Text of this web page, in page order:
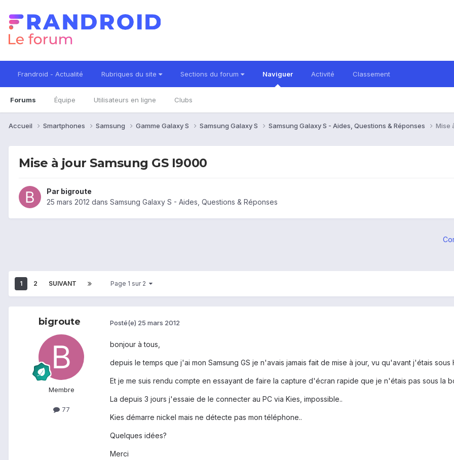
Frandroid - Actualité Rubriques du site Sections du forum Naviguer
Forums Équipe Utilisateurs en ligne Clubs
Activité Classement
Accueil Smartphones Samsung Gamme Galaxy S Samsung Galaxy S Samsung Galaxy S - Aides, Questions & Réponses Mise
Mise à jour Samsung GS I9000
Par bigroute
25 mars 2012 dans Samsung Galaxy S - Aides, Questions & Réponses
1 2 SUIVANT Page 1 sur 2
bigroute
Membre
77
Posté(e) 25 mars 2012
bonjour à tous,
depuis le temps que j'ai mon Samsung GS je n'avais jamais fait de mise à jour, vu qu'avant j'étais
Et je me suis rendu compte en essayant de faire la capture d'écran rapide que je n'étais pas sous la
La depuis 3 jours j'essaie de le connecter au PC via Kies, impossible..
Kies démarre nickel mais ne détecte pas mon téléphone..
Quelques idées?
Merci